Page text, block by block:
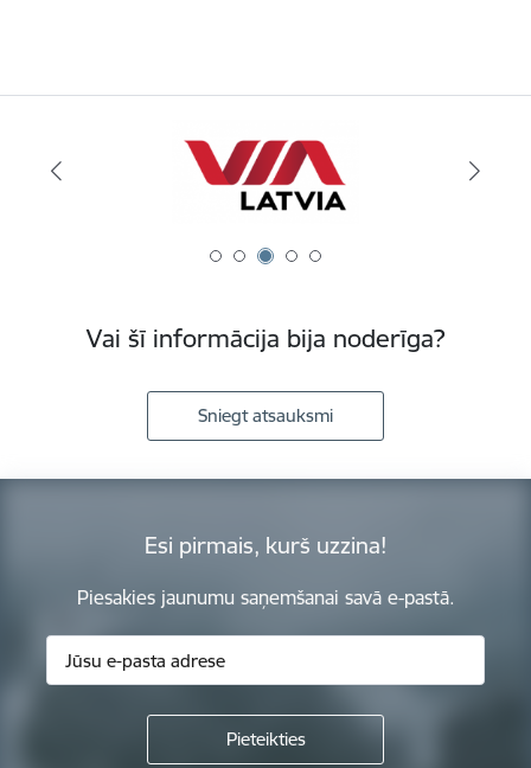
Vai šī informācija bija noderīga?
Sniegt atsauksmi
Esi pirmais, kurš uzzina!
Piesakies jaunumu saņemšanai savā e-pastā.